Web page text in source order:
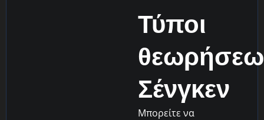
Τύποι
Σένγκεν
Μπορείτε να